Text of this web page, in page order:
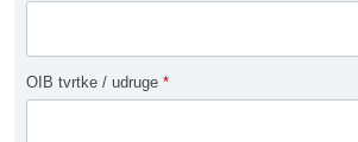
OIB tvrtke / udruge *